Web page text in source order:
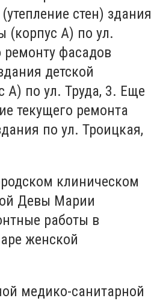
стен) здания
(корпус А) по ул.
фасадов
детской
А) по ул. Труда, 3. Еще
текущего ремонта
по ул. Троицкая,
клиническом
Девы Марии
работы в
женской
медико-санитарной